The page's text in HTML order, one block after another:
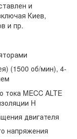
и
Киев,
и пр.
(1500 об/мин), 4-
тока MECC ALTE
H
двигателя
напряжения